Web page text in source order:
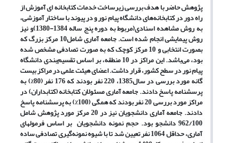
پژوهش حاضر با هدف بررسی زیرساخت خدمات کتابخانه ای آموزش از
راه دور در کتابخانه‌های دانشگاه پیام نور و در پیوند با ساختار آموزشی،
به روش مشاهده اسنادی(مربوط به دوره پنج‌ ساله 1384-1380)و نیز
روش پیمایشی انجام شده است. جامعه آماری شامل10 مرکز بزرگ که
بصورت انتخابی و 10 مرکز کوچک که به صورت تصادفی مشخص شده
بود، می‌باشد. این مراکز در 10 منطقه، بر اساس تقسیم‌بندی دانشگاه
پیام نور در سطح کشور، قرار داشت. اعضای‌ هیئت علمی در مراکز بیست
گانه مورد بررسی در سال1385، 220 نفر بودند که 176 نفر (80%) به
پرسشنامه پاسخ دادند. جامعه آماری مسئولان کتابخانه (کتابداران) در
مراکز مورد بررسی 20 نفر بودند که همگی (100%) به پرسشنامه پاسخ
دادند. جامعه آماری دانشجویان نیز در 20 مرکز مورد پژوهش شامل
962/100 دانشجو بود. حجم نمونه دانشجویان بر اساس فرمولهای
آماری، حداقل 1064 نفر تعیین شد تا با شیوه نمونه‌گیری تصادفی ساده